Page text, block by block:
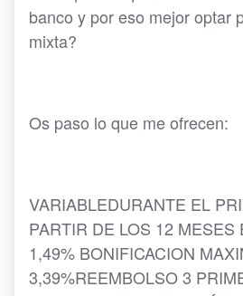
banco y por eso mejor optar
mixta?
Os paso lo que me ofrecen:
VARIABLEDURANTE EL
PARTIR DE LOS 12 MESES
1,49% BONIFICACION
3,39%REEMBOLSO 3